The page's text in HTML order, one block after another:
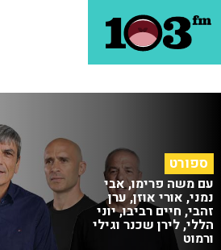
ספורט
עם משה פרימו, אבי
נמני, אורי אוזן, ערן
זהבי, חיים רביבו, יוני
הללי, לירן שכנר וגילי
ורמוט